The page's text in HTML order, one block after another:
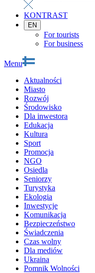
KONTRAST
EN
For tourists
For business
Menu
Aktualności
Miasto
Rozwój
Środowisko
Dla inwestora
Edukacja
Kultura
Sport
Promocja
NGO
Osiedla
Seniorzy
Turystyka
Ekologia
Inwestycje
Komunikacja
Bezpieczeństwo
Świadczenia
Czas wolny
Dla mediów
Ukraina
Pomnik Wolności